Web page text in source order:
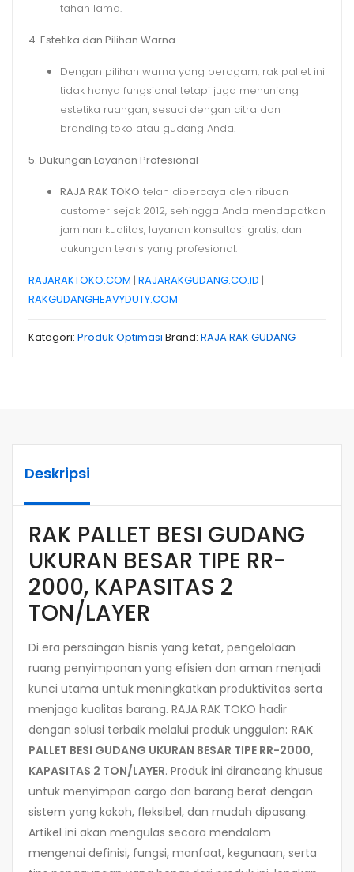
tahan lama.
4. Estetika dan Pilihan Warna
Dengan pilihan warna yang beragam, rak pallet ini
tidak hanya fungsional tetapi juga menunjang
estetika ruangan, sesuai dengan citra dan
branding toko atau gudang Anda.
5. Dukungan Layanan Profesional
RAJA RAK TOKO telah dipercaya oleh ribuan
customer sejak 2012, sehingga Anda mendapatkan
jaminan kualitas, layanan konsultasi gratis, dan
dukungan teknis yang profesional.
RAJARAKTOKO.COM | RAJARAKGUDANG.CO.ID |
RAKGUDANGHEAVYDUTY.COM
Kategori: Produk Optimasi Brand: RAJA RAK GUDANG
Deskripsi
RAK PALLET BESI GUDANG
UKURAN BESAR TIPE RR-
2000, KAPASITAS 2
TON/LAYER
Di era persaingan bisnis yang ketat, pengelolaan
ruang penyimpanan yang efisien dan aman menjadi
kunci utama untuk meningkatkan produktivitas serta
menjaga kualitas barang. RAJA RAK TOKO hadir
dengan solusi terbaik melalui produk unggulan: RAK
PALLET BESI GUDANG UKURAN BESAR TIPE RR-2000,
KAPASITAS 2 TON/LAYER. Produk ini dirancang khusus
untuk menyimpan cargo dan barang berat dengan
sistem yang kokoh, fleksibel, dan mudah dipasang.
Artikel ini akan mengulas secara mendalam
mengenai definisi, fungsi, manfaat, kegunaan, serta